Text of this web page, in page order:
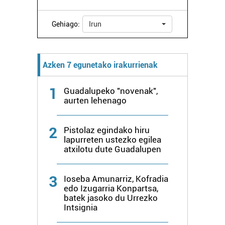
zure baimena Cookieen adierazpenean.
Webgune honek cookie propioak eta hirugarrenen cookie-
zerbitzuak hobetzeko asmoz, cookie teknologiaz
baliatzen gara. Ohar hau onartuz gero, teknologia hori
Gehiago: Irun
Azken 7 egunetako irakurrienak
1
Guadalupeko "novenak",
aurten lehenago
2
Pistolaz egindako hiru
lapurreten ustezko egilea
atxilotu dute Guadalupen
3
Ioseba Amunarriz, Kofradia
edo Izugarria Konpartsa,
batek jasoko du Urrezko
Intsignia